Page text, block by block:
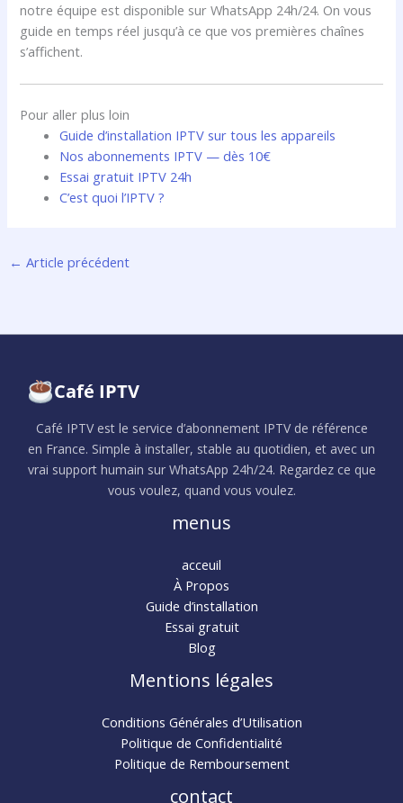
notre équipe est disponible sur WhatsApp 24h/24. On vous
guide en temps réel jusqu’à ce que vos premières chaînes
s’affichent.
Pour aller plus loin
Guide d’installation IPTV sur tous les appareils
Nos abonnements IPTV — dès 10€
Essai gratuit IPTV 24h
C’est quoi l’IPTV ?
← Article précédent
Café IPTV
Café IPTV est le service d’abonnement IPTV de référence
en France. Simple à installer, stable au quotidien, et avec un
vrai support humain sur WhatsApp 24h/24. Regardez ce que
vous voulez, quand vous voulez.
menus
acceuil
À Propos
Guide d’installation
Essai gratuit
Blog
Mentions légales
Conditions Générales d’Utilisation
Politique de Confidentialité
Politique de Remboursement
contact